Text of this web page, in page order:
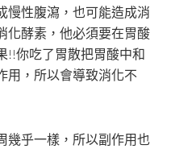
慢性腹瀉，也可能造成消
化酵素，他必須要在胃酸
!!你吃了胃散把胃酸中和
用，所以會導致消化不
幾乎一樣，所以副作用也